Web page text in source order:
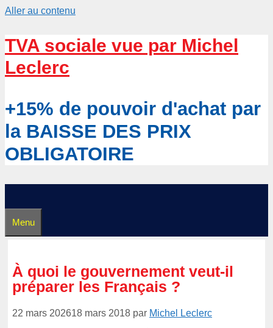
Aller au contenu
TVA sociale vue par Michel
Leclerc
+15% de pouvoir d'achat par
la BAISSE DES PRIX
OBLIGATOIRE
Menu
À quoi le gouvernement veut-il
préparer les Français ?
22 mars 202618 mars 2018 par Michel Leclerc